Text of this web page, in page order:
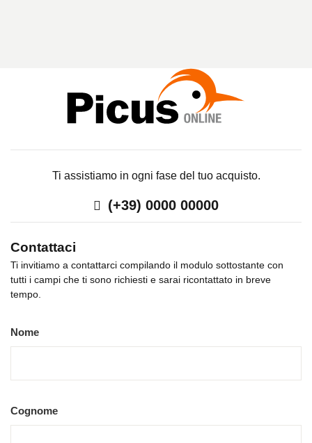
Ti assistiamo in ogni fase del tuo acquisto.
(+39) 0000 00000
Contattaci
Ti invitiamo a contattarci compilando il modulo sottostante con
tutti i campi che ti sono richiesti e sarai ricontattato in breve
tempo.
Nome
Cognome